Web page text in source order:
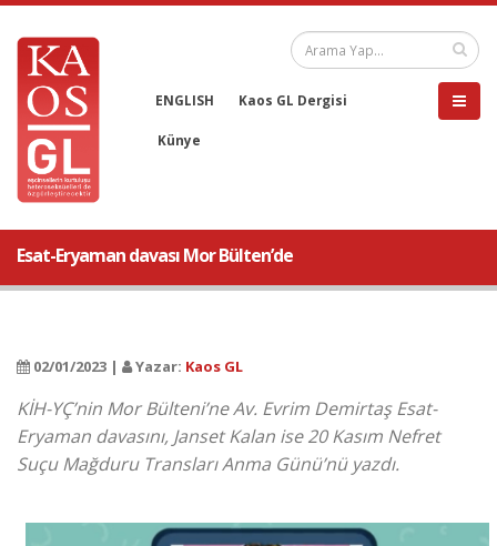
ENGLISH Kaos GL Dergisi
Künye
Esat-Eryaman davası Mor Bülten’de
02/01/2023 | Yazar: Kaos GL
KİH-YÇ’nin Mor Bülteni’ne Av. Evrim Demirtaş Esat-
Eryaman davasını, Janset Kalan ise 20 Kasım Nefret
Suçu Mağduru Transları Anma Günü’nü yazdı.